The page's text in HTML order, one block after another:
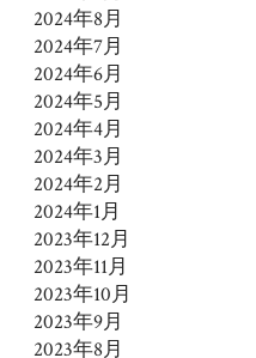
2024年8月
2024年7月
2024年6月
2024年5月
2024年4月
2024年3月
2024年2月
2024年1月
2023年12月
2023年11月
2023年10月
2023年9月
2023年8月